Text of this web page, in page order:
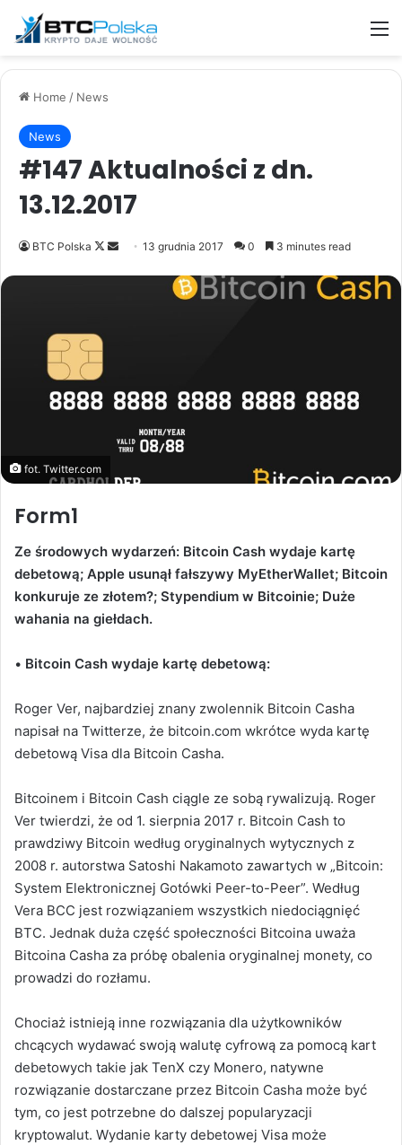
Home / News
News
#147 Aktualności z dn.
13.12.2017
BTC Polska
Follow
Send13 grudnia 2017 0 3 minutes read
fot. Twitter.com
Form1
Ze środowych wydarzeń: Bitcoin Cash wydaje kartę
debetową; Apple usunął fałszywy MyEtherWallet; Bitcoin
konkuruje ze złotem?; Stypendium w Bitcoinie; Duże
wahania na giełdach.
• Bitcoin Cash wydaje kartę debetową:
Roger Ver, najbardziej znany zwolennik Bitcoin Casha
napisał na Twitterze, że bitcoin.com wkrótce wyda kartę
debetową Visa dla Bitcoin Casha.
Bitcoinem i Bitcoin Cash ciągle ze sobą rywalizują. Roger
Ver twierdzi, że od 1. sierpnia 2017 r. Bitcoin Cash to
prawdziwy Bitcoin według oryginalnych wytycznych z
2008 r. autorstwa Satoshi Nakamoto zawartych w „Bitcoin:
System Elektronicznej Gotówki Peer-to-Peer”. Według
Vera BCC jest rozwiązaniem wszystkich niedociągnięć
BTC. Jednak duża część społeczności Bitcoina uważa
Bitcoina Casha za próbę obalenia oryginalnej monety, co
prowadzi do rozłamu.
Chociaż istnieją inne rozwiązania dla użytkowników
chcących wydawać swoją walutę cyfrową za pomocą kart
debetowych takie jak TenX czy Monero, natywne
rozwiązanie dostarczane przez Bitcoin Casha może być
tym, co jest potrzebne do dalszej popularyzacji
kryptowalut. Wydanie karty debetowej Visa może